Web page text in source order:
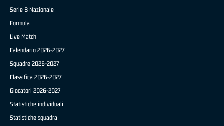
Serie B Nazionale
Formula
Live Match
Calendario 2026-2027
Squadre 2026-2027
Classifica 2026-2027
Giocatori 2026-2027
Statistiche individuali
Statistiche squadra